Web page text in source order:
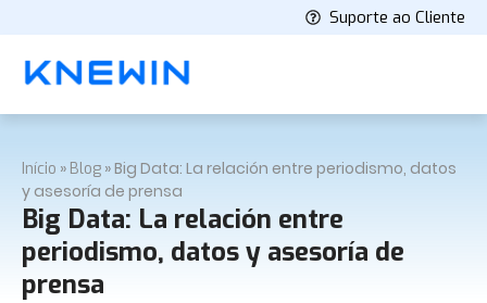
Suporte ao Cliente
Início » Blog »Big Data: La relación entre periodismo, datos
y asesoría de prensa
Big Data: La relación entre
periodismo, datos y asesoría de
prensa